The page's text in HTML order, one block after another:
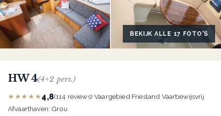
BEKIJK ALLE 17 FOTO'S
HW 4(4+2 pers.)
★★★★★4,8(114 reviews)·Vaargebied Friesland·Vaarbewijsvrij·
Afvaarthaven: Grou